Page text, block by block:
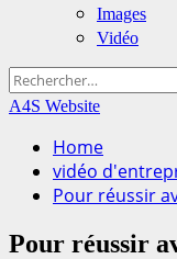
Images
Vidéo
Rechercher :
A4S Website
Home
vidéo
Pour réussir
Pour réussir